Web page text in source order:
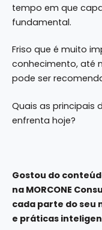
tempo em que
fundamental.
Friso que é muito
conhecimento, até
pode ser
Quais as principais
enfrenta hoje?
Gostou do
na MORCONE
cada parte do seu
e práticas